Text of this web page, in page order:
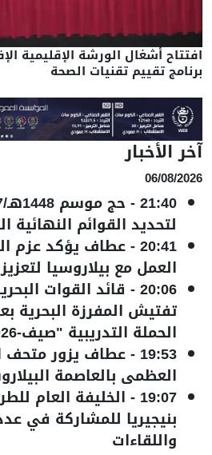
افتتاح أشغال الورشة الإقليمية
برنامج تقييم تقنيات الصحة
آخر الأخبار
06/08/2026
21:40
-
لتحديد القوائم النهائية
20:41
-عطاف يؤكد عزم
العمل مع بيلاروسيا
20:06
- قائد القوات
تفتيش المفرزة البحرية
الحملة التدريبية "صيف-2026"
19:53
-عطاف يزور متحف
العظمى بالعاصمة
19:07
- الخليفة العام
بنيجيريا للمشاركة في
واللقاءات